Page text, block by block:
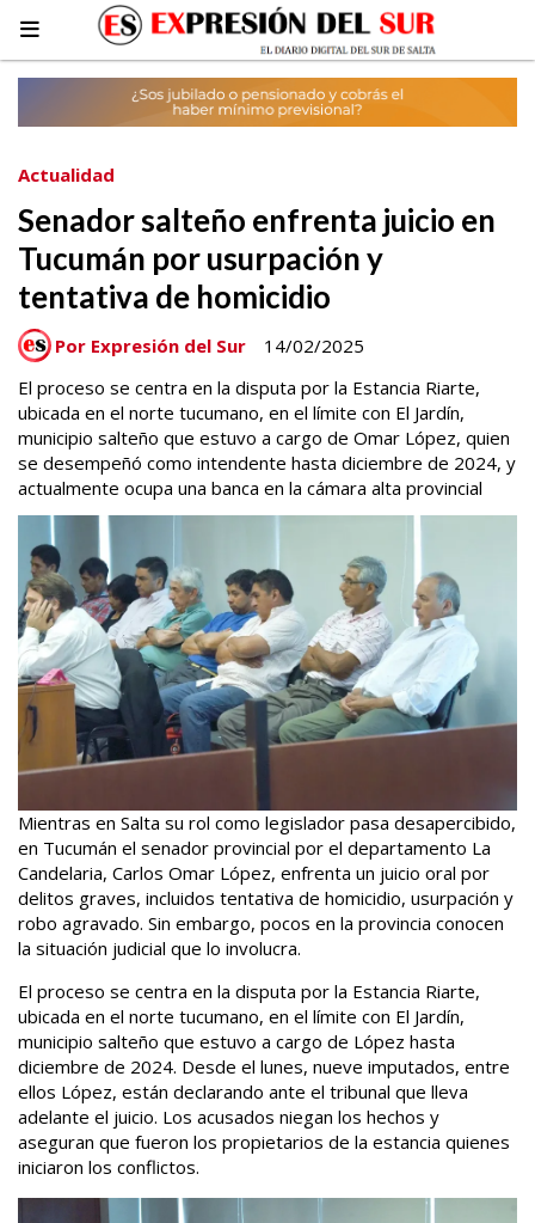
Senador salteño enfrenta juicio en
Tucumán por usurpación y
tentativa de homicidio
El proceso se centra en la disputa por la Estancia Riarte,
ubicada en el norte tucumano, en el límite con El Jardín,
municipio salteño que estuvo a cargo de Omar López, quien
se desempeñó como intendente hasta diciembre de 2024, y
actualmente ocupa una banca en la cámara alta provincial
Actualidad
14/02/2025
Por Expresión del Sur
Mientras en Salta su rol como legislador pasa desapercibido,
en Tucumán el senador provincial por el departamento La
Candelaria, Carlos Omar López, enfrenta un juicio oral por
delitos graves, incluidos tentativa de homicidio, usurpación y
robo agravado. Sin embargo, pocos en la provincia conocen
la situación judicial que lo involucra.
El proceso se centra en la disputa por la Estancia Riarte,
ubicada en el norte tucumano, en el límite con El Jardín,
municipio salteño que estuvo a cargo de López hasta
diciembre de 2024. Desde el lunes, nueve imputados, entre
ellos López, están declarando ante el tribunal que lleva
adelante el juicio. Los acusados niegan los hechos y
aseguran que fueron los propietarios de la estancia quienes
iniciaron los conflictos.